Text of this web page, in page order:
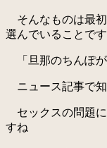
そんなものは最初
選んでいることです
「旦那のちんぽ
ニュース記事で
セックスの問題
すね